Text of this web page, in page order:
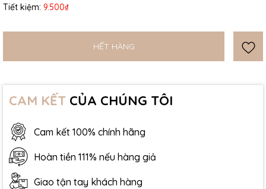
Tiết kiệm: 9.500₫
HẾT HÀNG
CAM KẾT CỦA CHÚNG TÔI
Cam kết 100% chính hãng
Hoàn tiền 111% nếu hàng giả
Giao tận tay khách hàng